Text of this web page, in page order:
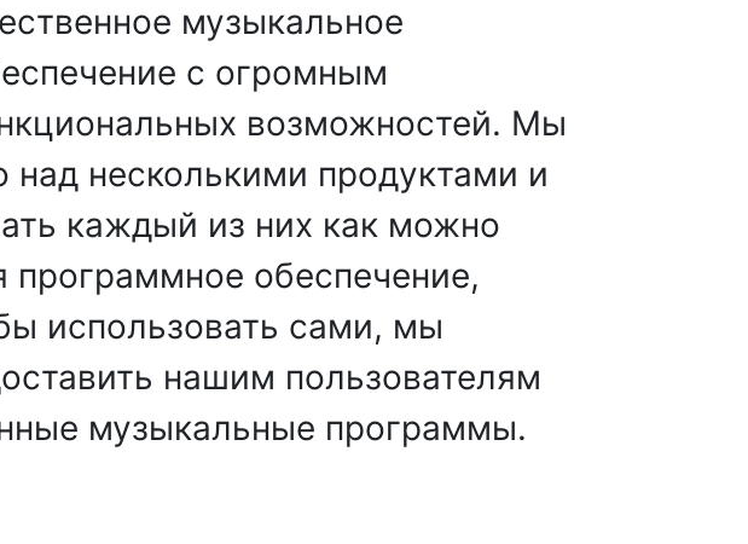
музыкальное
с огромным
возможностей. Мы
над несколькими продуктами и
каждый из них как можно
программное обеспечение,
использовать сами, мы
нашим пользователям
музыкальные программы.